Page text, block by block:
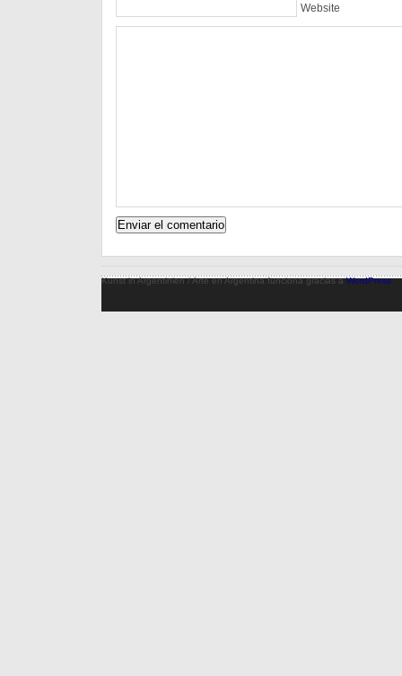
Website
Kunst in Argentinien / Arte en Argentina funciona gracias aWordPress